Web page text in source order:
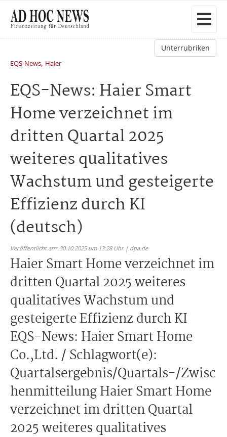
Unterrubriken
EQS-News, Haier
EQS-News: Haier Smart
Home verzeichnet im
dritten Quartal 2025
weiteres qualitatives
Wachstum und gesteigerte
Effizienz durch KI
(deutsch)
Veröffentlicht am: 30.10.2025 um 13:28 Uhr | dpa.de
Haier Smart Home verzeichnet im
dritten Quartal 2025 weiteres
qualitatives Wachstum und
gesteigerte Effizienz durch KI
EQS-News: Haier Smart Home
Co.,Ltd. / Schlagwort(e):
Quartalsergebnis/Quartals-/Zwisc
henmitteilung Haier Smart Home
verzeichnet im dritten Quartal
2025 weiteres qualitatives